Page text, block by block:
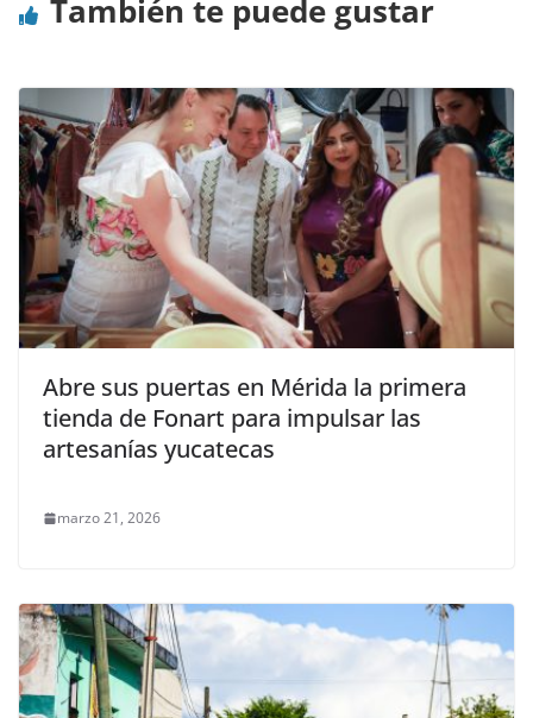
También te puede gustar
Abre sus puertas en Mérida la primera
tienda de Fonart para impulsar las
artesanías yucatecas
marzo 21, 2026